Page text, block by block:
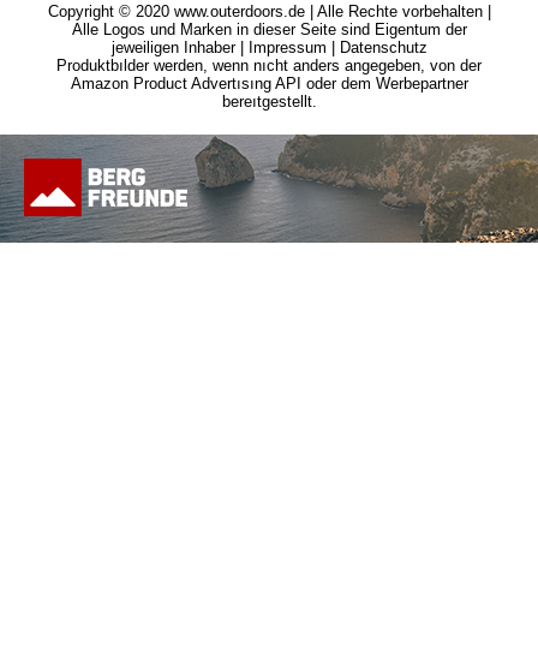
Copyright © 2020 www.outerdoors.de | Alle Rechte vorbehalten |
Alle Logos und Marken in dieser Seite sind Eigentum der
jeweiligen Inhaber |
Impressum
Datenschutz
Produktbılder werden, wenn nıcht anders angegeben, von der
Amazon Product Advertısıng API oder dem Werbepartner
bereıtgestellt.